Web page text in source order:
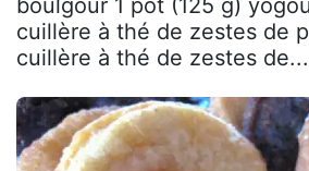
cuillère à thé de zestes de
cuillère à thé de zestes de...